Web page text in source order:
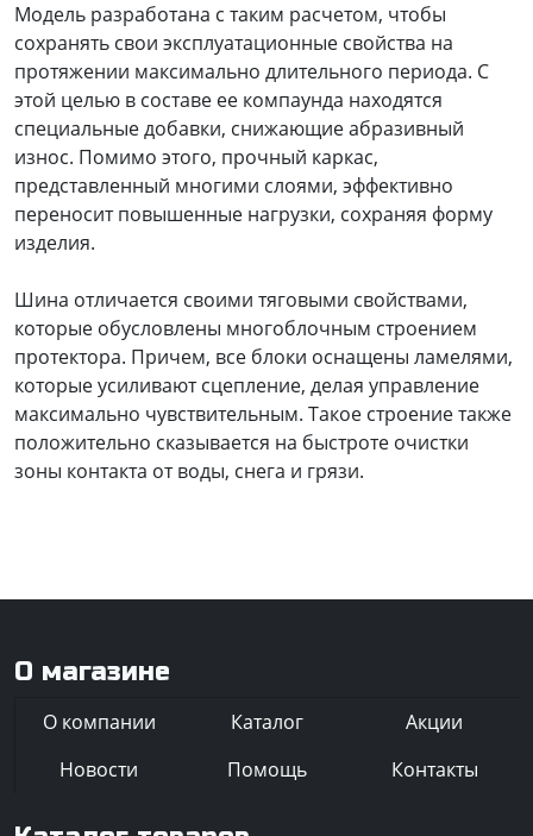
Модель разработана с таким расчетом, чтобы
сохранять свои эксплуатационные свойства на
протяжении максимально длительного периода. С
этой целью в составе ее компаунда находятся
специальные добавки, снижающие абразивный
износ. Помимо этого, прочный каркас,
представленный многими слоями, эффективно
переносит повышенные нагрузки, сохраняя форму
изделия.
Шина отличается своими тяговыми свойствами,
которые обусловлены многоблочным строением
протектора. Причем, все блоки оснащены ламелями,
которые усиливают сцепление, делая управление
максимально чувствительным. Такое строение также
положительно сказывается на быстроте очистки
зоны контакта от воды, снега и грязи.
О магазине
О компании Каталог
Акции
Новости
Помощь Контакты